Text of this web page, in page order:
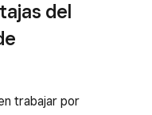
del
trabajar por